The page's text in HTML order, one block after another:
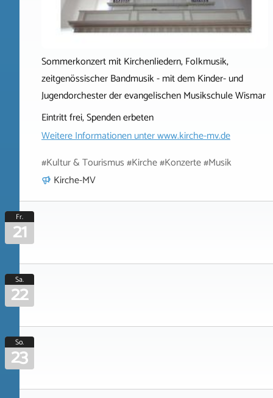
Sommerkonzert mit Kirchenliedern, Folkmusik,
zeitgenössischer Bandmusik - mit dem Kinder- und
Jugendorchester der evangelischen Musikschule Wismar
Eintritt frei, Spenden erbeten
Weitere Informationen unterwww.kirche-mv.de
#Kultur & Tourismus #Kirche #Konzerte #Musik
Kirche-MV
Fr.
21
Sa.
22
So.
23